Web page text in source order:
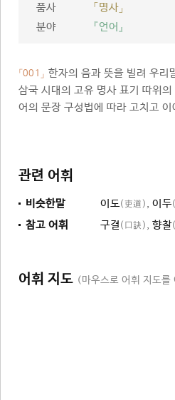
품사
「명사」
분야
『언어』
「001」 한자의 음과 뜻을 빌려 우리
삼국 시대의 고유 명사 표기 따위
어의 문장 구성법에 따라 고치고
관련 어휘
비슷한말 이도(吏道) , 이두
참고 어휘 구결 (口訣) , 향찰
어휘 지도 (마우스로 어휘 지도